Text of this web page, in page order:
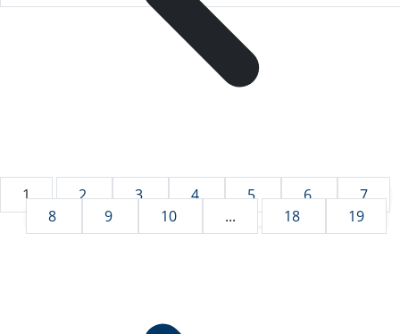
1 2 3 4 5 6
7
8
9 10 ... 18 19